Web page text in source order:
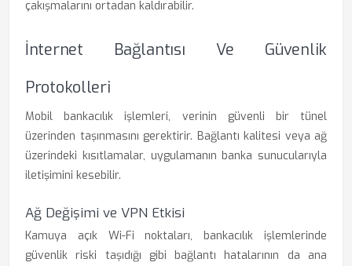
çakışmalarını ortadan kaldırabilir.
İnternet Bağlantısı Ve Güvenlik
Protokolleri
Mobil bankacılık işlemleri, verinin güvenli bir tünel
üzerinden taşınmasını gerektirir. Bağlantı kalitesi veya ağ
üzerindeki kısıtlamalar, uygulamanın banka sunucularıyla
iletişimini kesebilir.
Ağ Değişimi ve VPN Etkisi
Kamuya açık Wi-Fi noktaları, bankacılık işlemlerinde
güvenlik riski taşıdığı gibi bağlantı hatalarının da ana